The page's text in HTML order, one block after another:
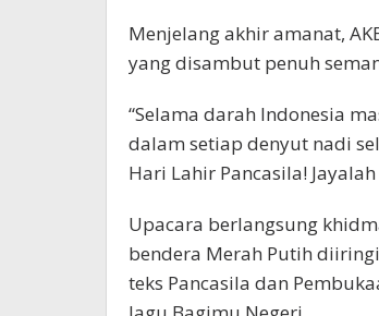
Menjelang akhir amanat,
yang disambut penuh
“Selama darah Indonesia
dalam setiap denyut nadi
Hari Lahir Pancasila!
Upacara berlangsung
bendera Merah Putih
teks Pancasila dan